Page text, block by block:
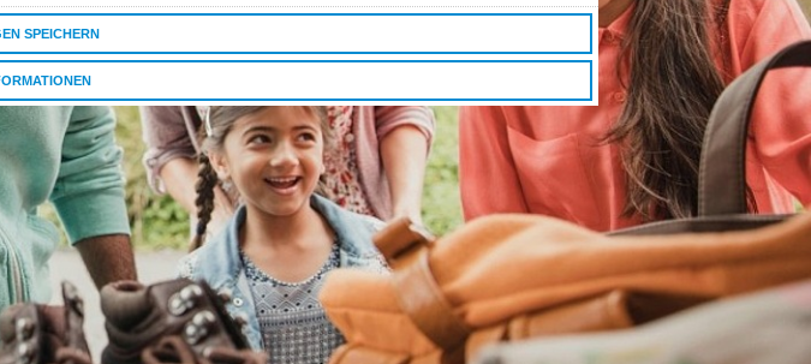
SPEICHERN
AKZEPTIEREN